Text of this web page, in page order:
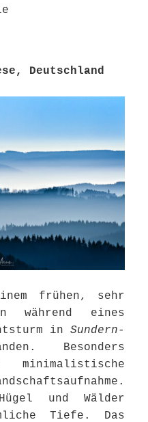
Deutschland
frühen, sehr
während eines
inSundern-
Besonders
und Wälder
Tiefe. Das